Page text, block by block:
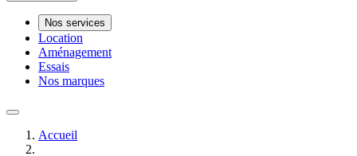
Nos services
Location
Aménagement
Essais
Nos marques
Accueil